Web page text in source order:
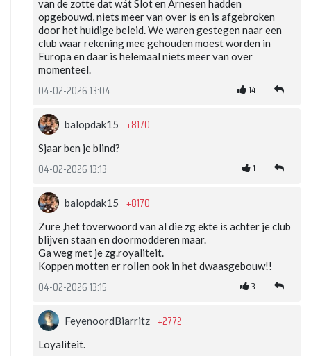
van de zotte dat wát Slot en Arnesen hadden
opgebouwd, niets meer van over is en is afgebroken
door het huidige beleid. We waren gestegen naar een
club waar rekening mee gehouden moest worden in
Europa en daar is helemaal niets meer van over
momenteel.
04-02-2026 13:04 14
balopdak15 +8170
Sjaar ben je blind?
04-02-2026 13:13 1
balopdak15 +8170
Zure ,het toverwoord van al die zg ekte is achter je club
blijven staan en doormodderen maar.
Ga weg met je zg.royaliteit.
Koppen motten er rollen ook in het dwaasgebouw!!
04-02-2026 13:15 3
FeyenoordBiarritz +2772
Loyaliteit.